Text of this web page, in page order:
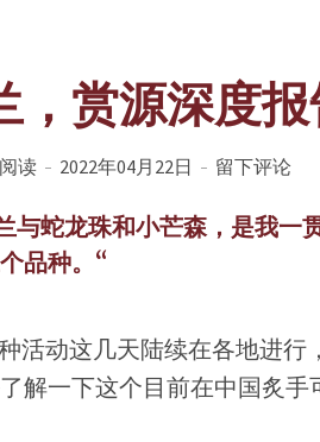
，赏源深度
读 2022年04月22日 留下评论
与蛇龙珠和小芒森，是我一
品种。“
活动这几天陆续在各地进
解一下这个目前在中国炙手